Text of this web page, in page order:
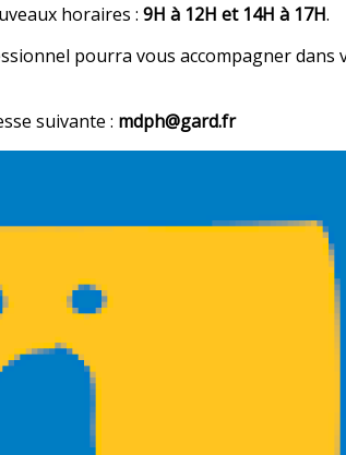
horaires : 9H à 12H et 14H à 17H.
pourra vous accompagner dans
suivante : mdph@gard.fr